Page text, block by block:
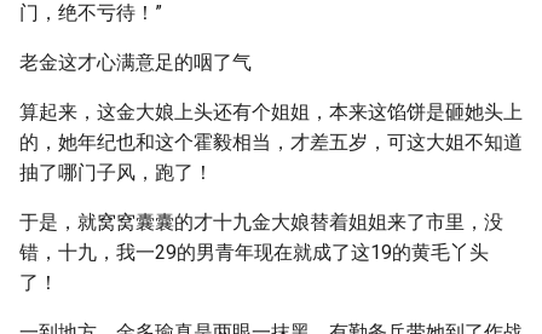
门，绝不亏待！”
老金这才心满意足的咽了气
算起来，这金大娘上头还有个姐姐，本来这馅饼是砸她头上
的，她年纪也和这个霍毅相当，才差五岁，可这大姐不知道
抽了哪门子风，跑了！
于是，就窝窝囊囊的才十九金大娘替着姐姐来了市里，没
错，十九，我一29的男青年现在就成了这19的黄毛丫头
了！